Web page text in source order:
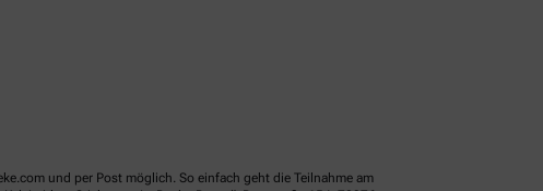
und per Post möglich. So einfach geht die Teilnahme am